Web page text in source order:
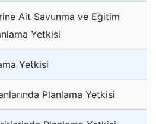
Ait Savunma ve Eğitim
Yetkisi
Yetkisi
Planlama Yetkisi